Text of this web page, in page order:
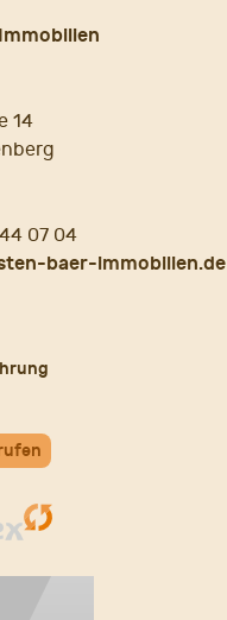
14
07 04
baer-immobilien.de